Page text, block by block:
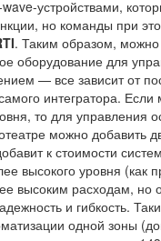
устройствами,
но команды при
. Таким образом, можно
оборудование для
— все зависит от
интегратора.
то для управления
можно добавить
к стоимости
высокого уровня (как
высоким расходам, но
и гибкость.
одной зоны